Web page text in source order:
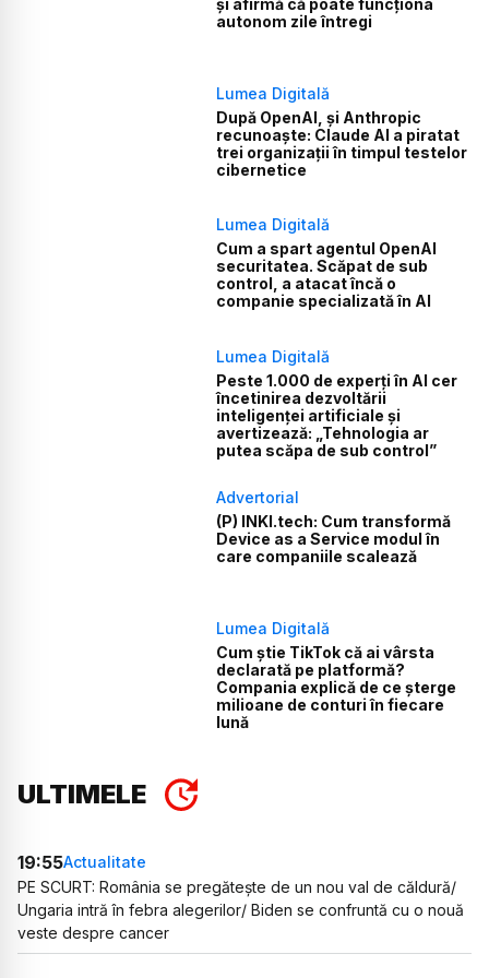
autonom zile întregi
Lumea Digitală
După OpenAI, și Anthropic
recunoaște: Claude AI a piratat
trei organizații în timpul testelor
cibernetice
Lumea Digitală
Cum a spart agentul OpenAI
securitatea. Scăpat de sub
control, a atacat încă o
companie specializată în AI
Lumea Digitală
Peste 1.000 de experți în AI cer
încetinirea dezvoltării
inteligenței artificiale și
avertizează: „Tehnologia ar
putea scăpa de sub control”
Advertorial
(P) INKI.tech: Cum transformă
Device as a Service modul în
care companiile scalează
Lumea Digitală
Cum știe TikTok că ai vârsta
declarată pe platformă?
Compania explică de ce șterge
milioane de conturi în fiecare
lună
ULTIMELE
19:55Actualitate
PE SCURT: România se pregătește de un nou val de căldură/
Ungaria intră în febra alegerilor/ Biden se confruntă cu o nouă
veste despre cancer